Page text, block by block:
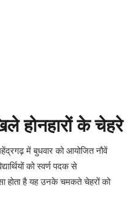
होनहारों के चेहरे
में बुधवार को आयोजित नौवें
को स्वर्ण पदक से
होता है यह उनके चमकते चेहरों को